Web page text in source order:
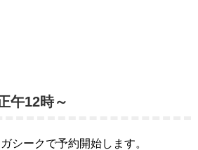
午12時～
シークで予約開始します。